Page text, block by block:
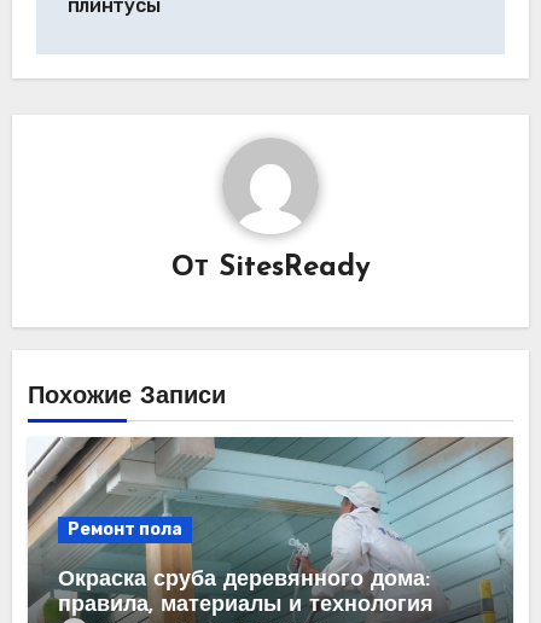
плинтусы
От SitesReady
Похожие Записи
Ремонт пола
Окраска сруба деревянного дома:
правила, материалы и технология